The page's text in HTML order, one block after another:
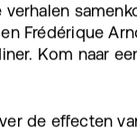
Frédérique
Kom naar
de effecten